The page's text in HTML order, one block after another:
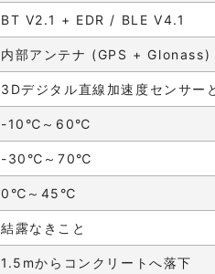
BT V2.1 + EDR / BLE V4.1
内部アンテナ (GPS + Glonass)
3Dデジタル直線加速度センサー
-10℃～60℃
-30℃～70℃
0℃～45℃
結露なきこと
1.5mからコンクリートへ落下